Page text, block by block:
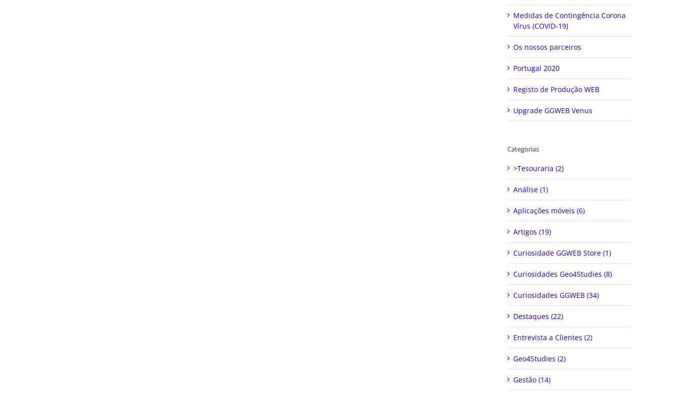
Medidas de Contingência Corona
Vírus (COVID-19)
Os nossos parceiros
Portugal 2020
Registo de Produção WEB
Upgrade GGWEB Venus
Categorias
>Tesouraria (2)
Análise (1)
Aplicações móveis (6)
Artigos (19)
Curiosidade GGWEB Store (1)
Curiosidades Geo4Studies (8)
Curiosidades GGWEB (34)
Destaques (22)
Entrevista a Clientes (2)
Geo4Studies (2)
Gestão (14)